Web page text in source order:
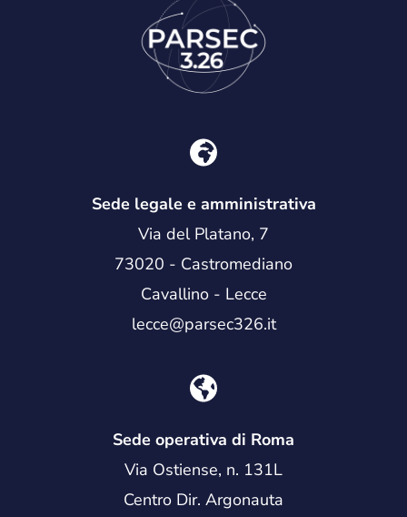
Sede legale e amministrativa
Via del Platano, 7
73020 - Castromediano
Cavallino - Lecce
lecce@parsec326.it
Sede operativa di Roma
Via Ostiense, n. 131L
Centro Dir. Argonauta